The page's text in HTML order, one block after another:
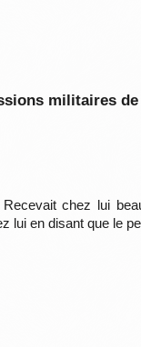
militaires
chez lui
lui en disant que le